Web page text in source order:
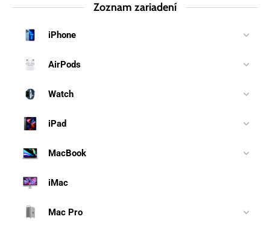
Zoznam zariadení
iPhone
AirPods
Watch
iPad
MacBook
iMac
Mac Pro